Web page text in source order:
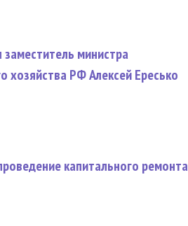
министра
хозяйства РФ Алексей Ересько
капитального ремонта